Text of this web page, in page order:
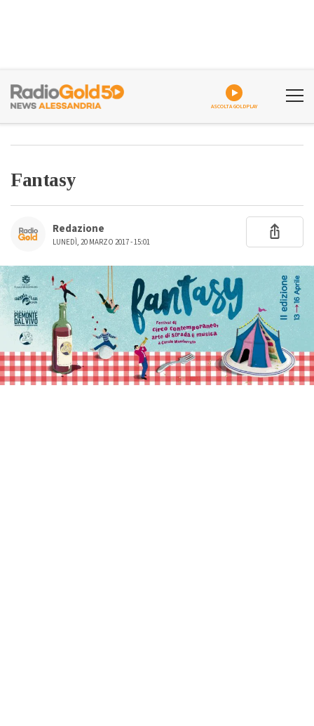
ASCOLTA GOLDPLAY
Fantasy
Redazione
LUNEDÌ, 20 MARZO 2017 - 15:01